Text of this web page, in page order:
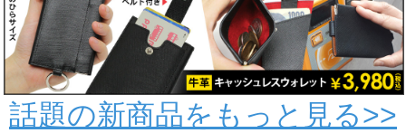
話題の新商品をもっと見る>>